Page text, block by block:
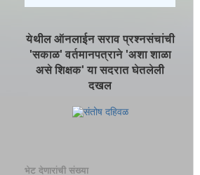
येथील ऑनलाईन सराव प्रश्नसंचांची
'सकाळ' वर्तमानपत्राने 'अशा शाळा
असे शिक्षक' या सदरात घेतलेली
दखल
भेट देणारांची संख्या